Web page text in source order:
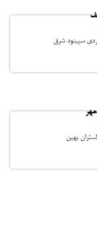
سپینود شرق
بهین